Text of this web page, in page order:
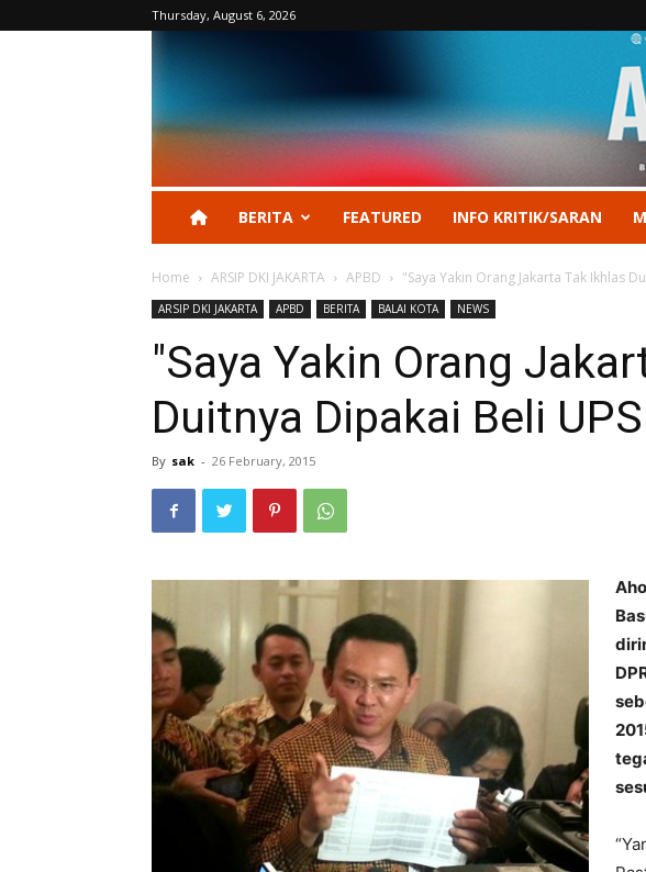
Thursday, August 6, 2026
BERITA FEATURED INFO KRITIK/SARAN
Home ARSIP DKI JAKARTA APBD "Saya Yakin Orang Jakarta Tak Ikhlas
ARSIP DKI JAKARTA APBD BERITA BALAI KOTA NEWS
"Saya Yakin Orang
Duitnya Dipakai Beli
By sak - 26 February, 2015